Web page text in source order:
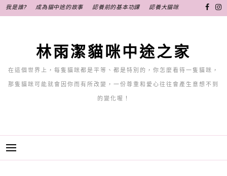
至
我是誰? 成為貓中途的故事 認養前的基本功課 認養大貓咪
林雨潔貓咪中途之家
在這個世界上，每隻貓咪都是平等、都是特別的，你怎麼看待一隻貓咪，
那隻貓咪可能就會因你而有所改變，一份尊重和愛心往往會產生意想不到
的變化喔！